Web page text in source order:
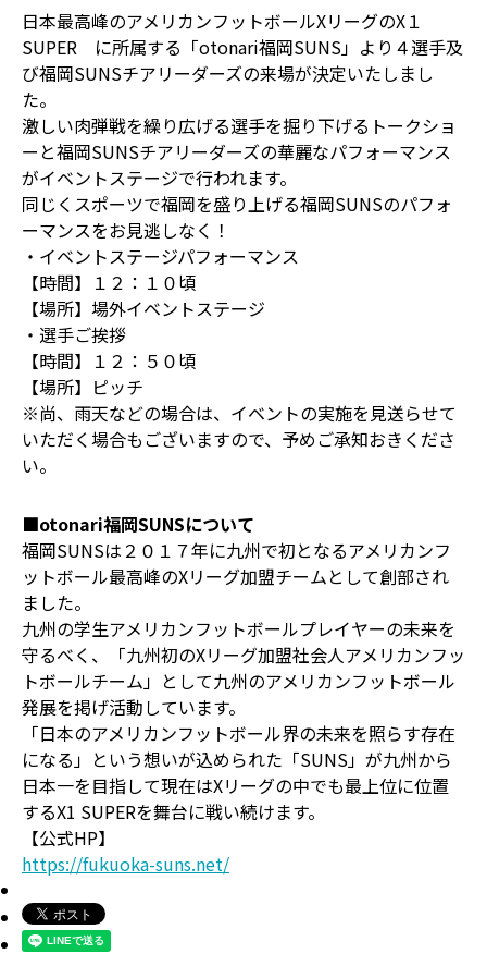
日本最高峰のアメリカンフットボールXリーグのX１
SUPER に所属する「otonari福岡SUNS」より４選手及
び福岡SUNSチアリーダーズの来場が決定いたしまし
た。
激しい肉弾戦を繰り広げる選手を掘り下げるトークショ
ーと福岡SUNSチアリーダーズの華麗なパフォーマンス
がイベントステージで行われます。
同じくスポーツで福岡を盛り上げる福岡SUNSのパフォ
ーマンスをお見逃しなく！
・イベントステージパフォーマンス
【時間】１２：１０頃
【場所】場外イベントステージ
・選手ご挨拶
【時間】１２：５０頃
【場所】ピッチ
※尚、雨天などの場合は、イベントの実施を見送らせて
いただく場合もございますので、予めご承知おきくださ
い。
■otonari福岡SUNSについて
福岡SUNSは２０１７年に九州で初となるアメリカンフ
ットボール最高峰のXリーグ加盟チームとして創部され
ました。
九州の学生アメリカンフットボールプレイヤーの未来を
守るべく、「九州初のXリーグ加盟社会人アメリカンフッ
トボールチーム」として九州のアメリカンフットボール
発展を掲げ活動しています。
「日本のアメリカンフットボール界の未来を照らす存在
になる」という想いが込められた「SUNS」が九州から
日本一を目指して現在はXリーグの中でも最上位に位置
するX1 SUPERを舞台に戦い続けます。
【公式HP】
https://fukuoka-suns.net/